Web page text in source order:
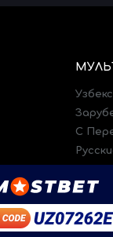
C